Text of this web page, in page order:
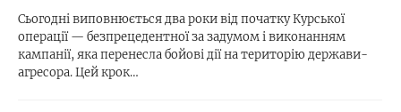
Сьогодні виповнюється два роки від початку Курської
операції — безпрецедентної за задумом і виконанням
кампанії, яка перенесла бойові дії на територію держави-
агресора. Цей крок…